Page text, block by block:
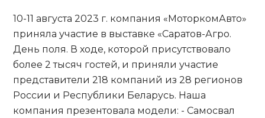
10-11 августа 2023 г. компания «МоторкомАвто»
приняла участие в выставке «Саратов-Агро.
День поля. В ходе, которой присутствовало
более 2 тысяч гостей, и приняли участие
представители 218 компаний из 28 регионов
России и Республики Беларусь. Наша
компания презентовала модели: - Самосвал